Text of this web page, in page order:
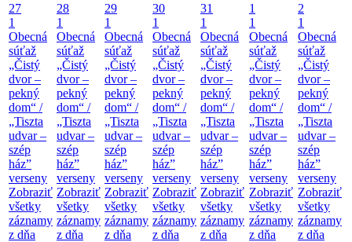
27
1
Obecná
súťaž
„Čistý
dvor –
pekný
dom“ /
„Tiszta
udvar –
szép
ház”
verseny
Zobraziť
všetky
záznamy
z dňa
28
1
Obecná
súťaž
„Čistý
dvor –
pekný
dom“ /
„Tiszta
udvar –
szép
ház”
verseny
Zobraziť
všetky
záznamy
z dňa
29
1
Obecná
súťaž
„Čistý
dvor –
pekný
dom“ /
„Tiszta
udvar –
szép
ház”
verseny
Zobraziť
všetky
záznamy
z dňa
30
1
Obecná
súťaž
„Čistý
dvor –
pekný
dom“ /
„Tiszta
udvar –
szép
ház”
verseny
Zobraziť
všetky
záznamy
z dňa
31
1
Obecná
súťaž
„Čistý
dvor –
pekný
dom“ /
„Tiszta
udvar –
szép
ház”
verseny
Zobraziť
všetky
záznamy
z dňa
1
1
Obecná
súťaž
„Čistý
dvor –
pekný
dom“ /
„Tiszta
udvar –
szép
ház”
verseny
Zobraziť
všetky
záznamy
z dňa
2
1
Obecná
súťaž
„Čistý
dvor –
pekný
dom“ /
„Tiszta
udvar –
szép
ház”
verseny
Zobraziť
všetky
záznamy
z dňa